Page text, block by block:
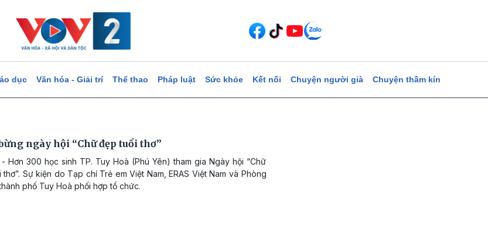
dục Văn hóa - Giải trí Thể thao Pháp luật Sức khỏe Kết nối Chuyện người già Chuyện thầm kín
ngày hội “Chữ đẹp tuổi thơ”
Hơn 300 học sinh TP. Tuy Hoà (Phú Yên) tham gia Ngày hội “Chữ
thơ”. Sự kiện do Tạp chí Trẻ em Việt Nam, ERAS Việt Nam và Phòng
phố Tuy Hoà phối hợp tổ chức.